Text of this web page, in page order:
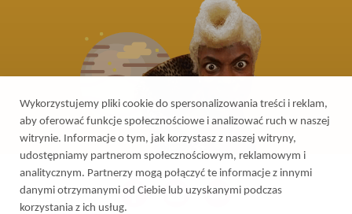
Wykorzystujemy pliki cookie do spersonalizowania treści i reklam,
aby oferować funkcje społecznościowe i analizować ruch w naszej
witrynie. Informacje o tym, jak korzystasz z naszej witryny,
udostępniamy partnerom społecznościowym, reklamowym i
analitycznym. Partnerzy mogą połączyć te informacje z innymi
danymi otrzymanymi od Ciebie lub uzyskanymi podczas
korzystania z ich usług.